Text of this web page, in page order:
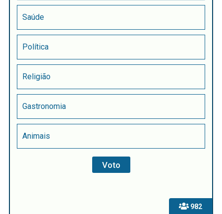
982
Saúde
Política
Religião
Gastronomia
Animais